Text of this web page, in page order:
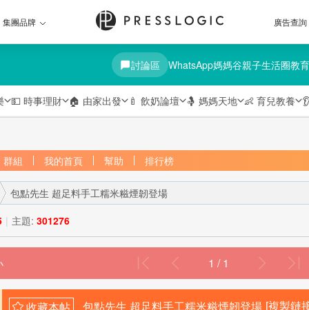
集團品牌 廣告查詢
討論區 WhatsApp媽媽谷親子生活圈教
💵 時事理財 🏠 由家出發 🍼 飲奶論壇 🤱 媽媽天地 👶 育兒教養 👂
群組 我的首頁 幫助 排行榜
包點先生 超足料手工糯米糍煙韌登場
| 主題: 301276
1 / 1
包點先生 超足料手工糯米糍煙韌登場 [複製鏈